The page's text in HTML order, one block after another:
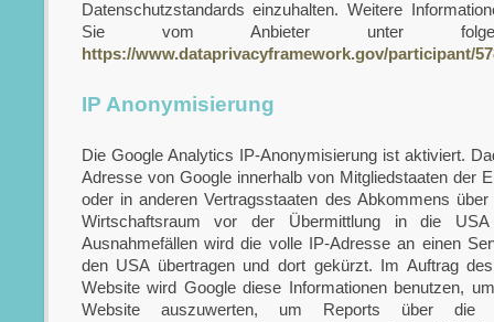
Datenschutzstandards einzuhalten. Weitere
Sie vom Anbieter unter
https://www.dataprivacyframework.gov/participant/
IP Anonymisierung
Die Google Analytics IP-Anonymisierung ist aktiviert.
Adresse von Google innerhalb von Mitgliedstaaten der
oder in anderen Vertragsstaaten des Abkommens
Wirtschaftsraum vor der Übermittlung in die
Ausnahmefällen wird die volle IP-Adresse an einen
den USA übertragen und dort gekürzt. Im Auftrag
Website wird Google diese Informationen benutzen,
Website auszuwerten, um Reports über die